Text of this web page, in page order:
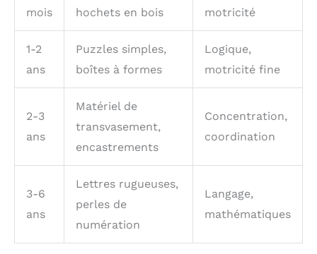
mois
hochets en bois
motricité
1-2
ans
Puzzles simples,
boîtes à formes
Logique,
motricité fine
2-3
ans
Matériel de
transvasement,
encastrements
Concentration,
coordination
3-6
ans
Lettres rugueuses,
perles de
numération
Langage,
mathématiques